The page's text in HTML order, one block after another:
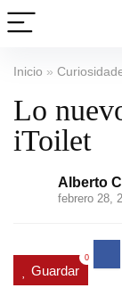
Inicio »
Lo
iToilet
Alberto
febrero 28,
Guardar
0